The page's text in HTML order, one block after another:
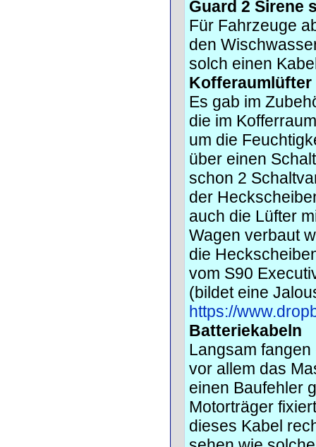
Guard 2 Sirene
Für Fahrzeuge
den
solch einen
Kofferaumlüfter
Es gab im
die im
um die
über einen
schon 2
der
auch die Lüfter
Wagen verbaut
die
vom S90
(bildet eine
https://
Batteriekabeln
Langsam
vor allem das
einen Baufehler
Motorträger
dieses Kabel